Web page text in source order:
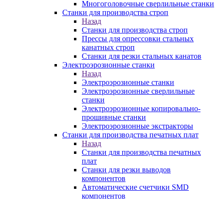
Многоголовочные сверлильные станки
Станки для производства строп
Назад
Станки для производства строп
Прессы для опрессовки стальных
канатных строп
Станки для резки стальных канатов
Электроэрозионные станки
Назад
Электроэрозионные станки
Электроэрозионные сверлильные
станки
Электроэрозионные копировально-
прошивные станки
Электроэрозионные экстракторы
Станки для производства печатных плат
Назад
Станки для производства печатных
плат
Станки для резки выводов
компонентов
Автоматические счетчики SMD
компонентов